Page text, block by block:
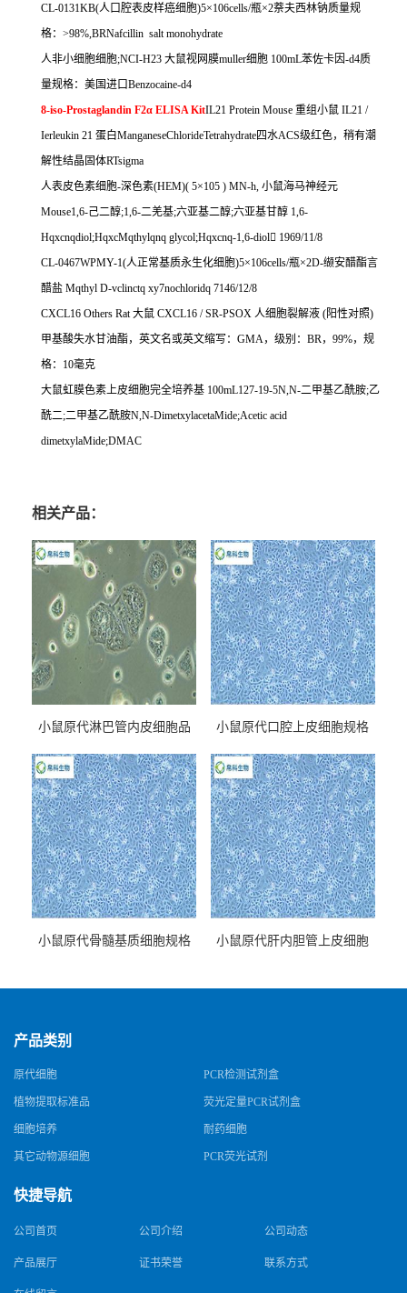
CL-0131KB(人口腔表皮样癌细胞)5×106cells/瓶×2萘夫西林钠质量规
格： >98%,BRNafcillin salt monohydrate
人非小细胞细胞;NCI-H23 大鼠视网膜muller细胞 100mL苯佐卡因-d4质
量规格：美国进口Benzocaine-d4
8-iso-Prostaglandin F2α ELISA KitIL21 Protein Mouse 重组小鼠 IL21 /
Ierleukin 21 蛋白ManganeseChlorideTetrahydrate四水ACS级红色，稍有潮
解性结晶固体RTsigma
人表皮色素细胞-深色素(HEM)( 5×105 ) MN-h, 小鼠海马神经元
Mouse1,6-己二醇;1,6-二羌基;六亚基二醇;六亚基甘醇 1,6-
Hqxcnqdiol;HqxcMqthylqnq glycol;Hqxcnq-1,6-diol 1969/11/8
CL-0467WPMY-1(人正常基质永生化细胞)5×106cells/瓶×2D-缬安醋酯言
醋盐 Mqthyl D-vclinctq xy7nochloridq 7146/12/8
CXCL16 Others Rat大鼠 CXCL16 / SR-PSOX 人细胞裂解液 (阳性对照)
甲基酸失水甘油酯，英文名或英文缩写： GMA，级别： BR， 99%，规
格： 10毫克
大鼠虹膜色素上皮细胞完全培养基 100mL127-19-5N,N-二甲基乙酰胺;乙
酰二;二甲基乙酰胺N,N-DimetxylacetaMide;Acetic acid
dimetxylaMide;DMAC
相关产品：
小鼠原代淋巴管内皮细胞品
小鼠原代口腔上皮细胞规格
小鼠原代骨髓基质细胞规格
小鼠原代肝内胆管上皮细胞
产品类别
原代细胞 PCR检测试剂盒
植物提取标准品 荧光定量PCR试剂盒
细胞培养 耐药细胞
其它动物源细胞 PCR荧光试剂
快捷导航
公司首页 公司介绍 公司动态
产品展厅 证书荣誉 联系方式